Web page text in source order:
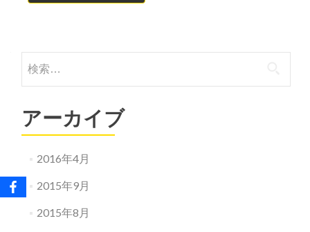
索:
アーカイブ
2016年4月
2015年9月
2015年8月